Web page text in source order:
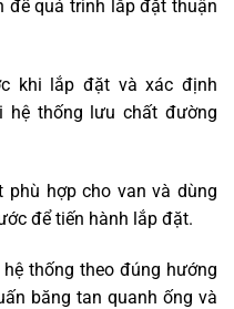
để quá trình lắp đặt thuận
khi lắp đặt và xác định
hệ thống lưu chất đường
hợp cho van và dùng
để tiến hành lắp đặt.
thống theo đúng hướng
băng tan quanh ống và